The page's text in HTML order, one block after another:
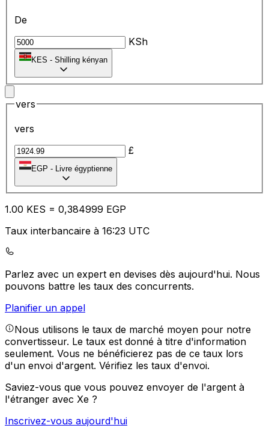
De
KSh
KES - Shilling kényan
vers
vers
£
EGP - Livre égyptienne
1.00 KES = 0,384999 EGP
Taux interbancaire à 16:23 UTC
Parlez avec un expert en devises dès aujourd'hui. Nous
pouvons battre les taux des concurrents.
Planifier un appel
Nous utilisons le taux de marché moyen pour notre
convertisseur. Le taux est donné à titre d'information
seulement. Vous ne bénéficierez pas de ce taux lors
d'un envoi d'argent. Vérifiez les taux d'envoi.
Saviez-vous que vous pouvez envoyer de l'argent à
l'étranger avec Xe ?
Inscrivez-vous aujourd'hui